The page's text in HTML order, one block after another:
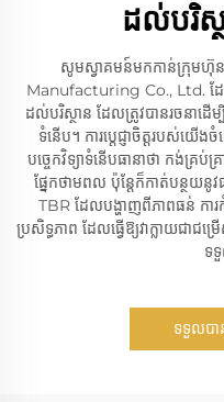
ដល់បរិស្
សូមស្វាគមន៍មកកាន់ក្រុម
Manufacturing Co., Ltd. ដ
ដល់បរិស្ថាន ដែលត្រូវបានរចនាដ
ទំនើប។ ការប្តេជ្ញាចិត្តរបស់យើ
បច្ចេកវិទ្យាទំនើបធានាថា កង់គ្រ
ផ្នែកថាមពល ប៉ុន្តែក៏កាត់បន្ថយនូ
TBR ដែលបង្ហាញពីភាពធន់ កា
ប្រសិទ្ធភាព ដែលធ្វើឱ្យវាក្លាយជាជ
ទ
ទទួលបា